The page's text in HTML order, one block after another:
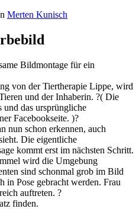
Merten Kunisch
Bildmontage für ein
von der Tiertherapie Lippe, wird
und der Inhaberin. ?( Die
und das ursprüngliche
Facebookseite. )?
nun schon erkennen, auch
Die eigentliche
kommt erst im nächsten Schritt.
wird die Umgebung
sind schonmal grob im Bild
in Pose gebracht werden. Frau
auftreten. ?
finden.